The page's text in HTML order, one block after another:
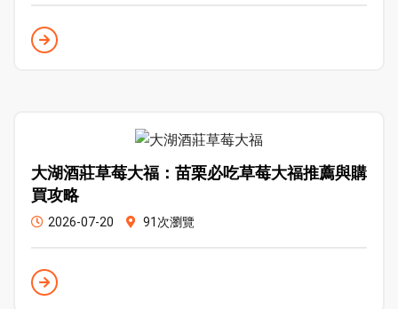
大湖酒莊草莓大福：苗栗必吃草莓大福推薦與購
買攻略
2026-07-20 91次瀏覽